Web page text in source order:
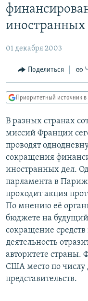
главной
навигации
КУЛЬТУРА
IDEL.РЕАЛИИ
СИБИРЬ.РЕАЛИИ
РАСПИСАНИЕ
СОЦИАЛЬНЫЕ СЕТИ
Все сайты РСЕ/РС
иностранных
01 декабря 2003
Поделиться
Приоритетный источник в
В разных странах
миссий Франции
проводят
сокращения
иностранных дел.
парламента в
проходит акция
По мнению её
бюджете на
сокращение
деятельность
авторитете страны.
США место по числу
представительств.